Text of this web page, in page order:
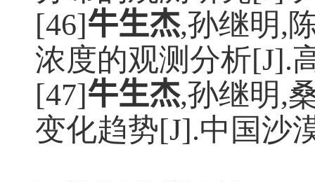
[46]牛生杰,孙继明,
浓度的观测分析[J].
[47]牛生杰,孙继明,
变化趋势[J].中国沙